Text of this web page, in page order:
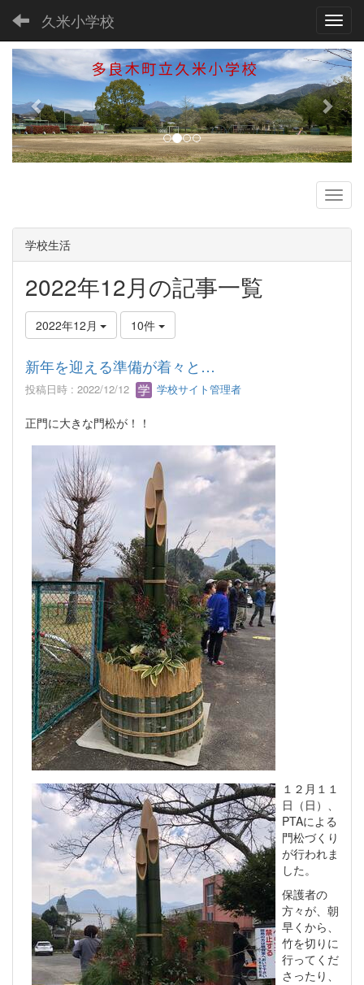
久米小学校
p
r
e
v
i
n
e
x
t
学校生活
2022年12月の記事一覧
2022年12月 10件
新年を迎える準備が着々と…
投稿日時 : 2022/12/12 学校サイト管理者
正門に大きな門松が！！
１２月１１
日（日）、
PTAによる
門松づくり
が行われま
した。
保護者の
方々が、朝
早くから、
竹を切りに
行ってくだ
さったり、